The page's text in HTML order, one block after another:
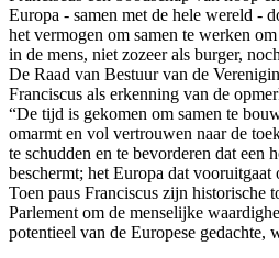
Europa - samen met de hele wereld -
het vermogen om samen te werken
in de mens, niet zozeer als burger,
De Raad van Bestuur van de
Franciscus als erkenning van de
“De tijd is gekomen om samen te
omarmt en vol vertrouwen naar de
te schudden en te bevorderen dat
beschermt; het Europa dat
Toen paus Franciscus zijn historische
Parlement om de menselijke
potentieel van de Europese